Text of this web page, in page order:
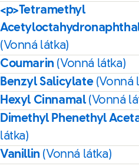
<p>Tetramethyl
(Vonná látka)
Coumarin (Vonná látka)
Benzyl Salicylate (Vonná
Hexyl Cinnamal(Vonná
Dimethyl Phenethyl
látka)
Vanillin (Vonná látka)